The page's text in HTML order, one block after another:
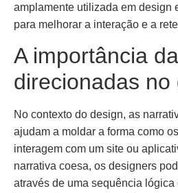
amplamente utilizada em design
para melhorar a interação e a
A importância
direcionadas no
No contexto do design, as
ajudam a moldar a forma como
interagem com um site ou
narrativa coesa, os designers
através de uma sequência lógica